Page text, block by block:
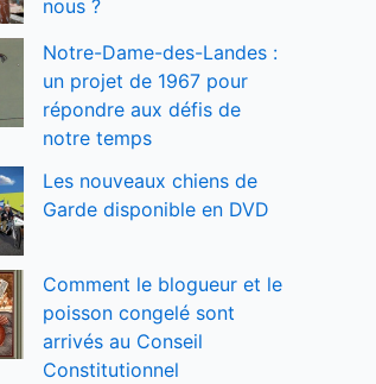
nous ?
Notre-Dame-des-Landes :
un projet de 1967 pour
répondre aux défis de
notre temps
Les nouveaux chiens de
Garde disponible en DVD
Comment le blogueur et le
poisson congelé sont
arrivés au Conseil
Constitutionnel